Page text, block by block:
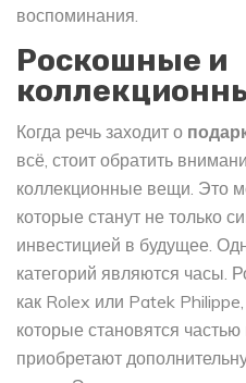
воспоминания.
Роскошные и
Когда речь заходит о
всё, стоит обратить
коллекционные вещи. Это
которые станут не только
инвестицией в будущее.
категорий являются часы.
как Rolex или Patek
которые становятся
приобретают